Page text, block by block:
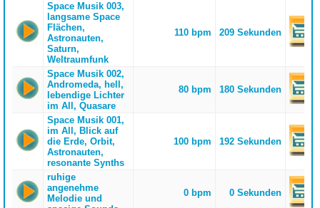
Space Musik 003,
langsame Space
Flächen,
Astronauten,
Saturn,
Weltraumfunk
110 bpm 209 Sekunden
Space Musik 002,
Andromeda, hell,
lebendige Lichter
im All, Quasare
80 bpm 180 Sekunden
Space Musik 001,
im All, Blick auf
die Erde, Orbit,
Astronauten,
resonante Synths
100 bpm 192 Sekunden
ruhige
angenehme
Melodie und
0 bpm 0 Sekunden